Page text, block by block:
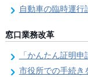
自動車の臨時運行
窓口業務改革
「かんたん証明
市役所での手続きをわ